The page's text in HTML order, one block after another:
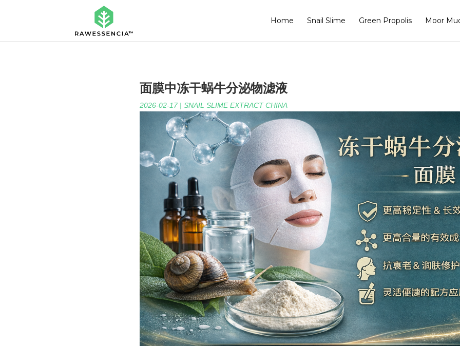
Home Snail Slime Green Propolis Moor
面膜中冻干蜗牛分泌物滤液
2026-02-17 | SNAIL SLIME EXTRACT CHINA